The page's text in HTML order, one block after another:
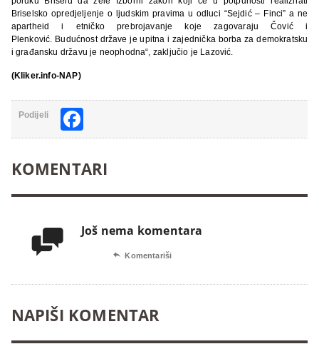
Briselsko opredjeljenje o ljudskim pravima u odluci “Sejdić – Finci” a ne
apartheid i etničko prebrojavanje koje zagovaraju Čović i
Plenković. Budućnost države je upitna i zajednička borba za demokratsku
i građansku državu je neophodna“, zaključio je Lazović.
(Kliker.info-NAP)
Podijeli
KOMENTARI
 Još nema komentara
 Komentariši
NAPIŠI KOMENTAR